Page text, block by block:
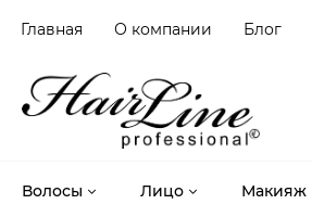
Главная О компании Блог
Волосы Лицо Макияж